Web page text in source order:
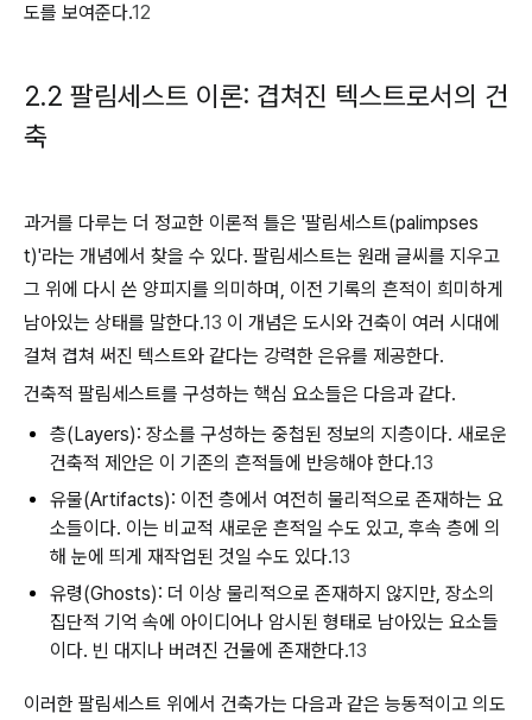
도를 보여준다.12
2.2 팔림세스트 이론: 겹쳐진 텍스트로서의 건
축
과거를 다루는 더 정교한 이론적 틀은 '팔림세스트(palimpses
t)'라는 개념에서 찾을 수 있다. 팔림세스트는 원래 글씨를 지우고
그 위에 다시 쓴 양피지를 의미하며, 이전 기록의 흔적이 희미하게
남아있는 상태를 말한다.13 이 개념은 도시와 건축이 여러 시대에
걸쳐 겹쳐 써진 텍스트와 같다는 강력한 은유를 제공한다.
건축적 팔림세스트를 구성하는 핵심 요소들은 다음과 같다.
층(Layers): 장소를 구성하는 중첩된 정보의 지층이다. 새로운
건축적 제안은 이 기존의 흔적들에 반응해야 한다.13
유물(Artifacts): 이전 층에서 여전히 물리적으로 존재하는 요
소들이다. 이는 비교적 새로운 흔적일 수도 있고, 후속 층에 의
해 눈에 띄게 재작업된 것일 수도 있다.13
유령(Ghosts): 더 이상 물리적으로 존재하지 않지만, 장소의
집단적 기억 속에 아이디어나 암시된 형태로 남아있는 요소들
이다. 빈 대지나 버려진 건물에 존재한다.13
이러한 팔림세스트 위에서 건축가는 다음과 같은 능동적이고 의도